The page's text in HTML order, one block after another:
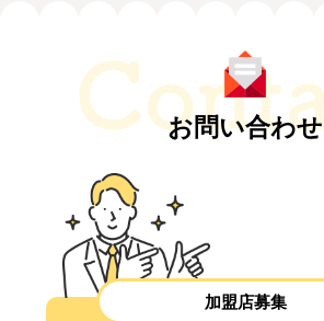
お問い合わせ
加盟店募集